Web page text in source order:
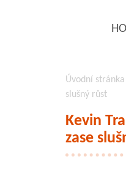
Úvodní stránka
slušný růst
Kevin
zase